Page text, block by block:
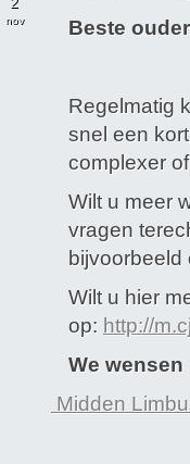
nov Beste
Regelmatig
snel een
complexer
Wilt u meer
vragen
Wilt u hier
op: http://
We
Midden